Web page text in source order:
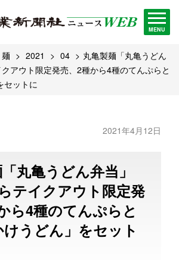
MENU
麺 2021 04
丸亀製麺「丸亀うどん
アウト限定発売、2種から4種のてんぷらと
セットに
2021年4月12日
丸亀うどん弁当」
テイクアウト限定発
ら4種のてんぷらと
けうどん」をセット